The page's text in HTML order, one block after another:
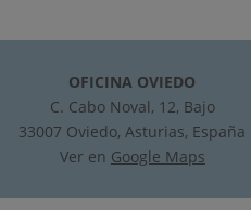
OFICINA OVIEDO
C. Cabo Noval, 12, Bajo
33007 Oviedo, Asturias, España
Ver en Google Maps